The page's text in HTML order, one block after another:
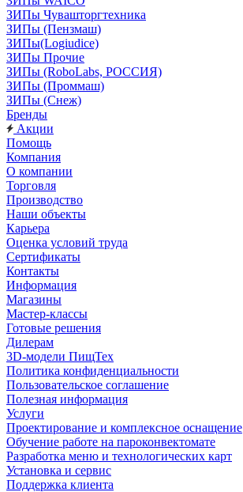
ЗИПы Чувашторгтехника
ЗИПы (Пензмаш)
ЗИПы(Logiudice)
ЗИПы Прочие
ЗИПы (RoboLabs, РОССИЯ)
ЗИПы (Проммаш)
ЗИПы (Снеж)
Бренды
Акции
Помощь
Компания
О компании
Торговля
Производство
Наши объекты
Карьера
Оценка условий труда
Сертификаты
Контакты
Информация
Магазины
Мастер-классы
Готовые решения
Дилерам
3D-модели ПищТех
Политика конфиденциальности
Пользовательское соглашение
Полезная информация
Услуги
Проектирование и комплексное оснащение
Обучение работе на пароконвектомате
Разработка меню и технологических карт
Установка и сервис
Поддержка клиента